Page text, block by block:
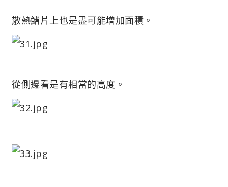
散熱鰭片上也是盡可能增加面積。
從側邊看是有相當的高度。